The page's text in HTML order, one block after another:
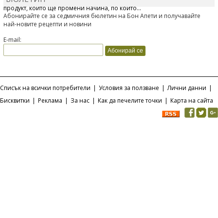
продукт, който ще промени начина, по който...
Абонирайте се за седмичния бюлетин на Бон Апети и получавайте
най-новите рецепти и новини
E-mail:
Списък на всички потребители | Условия за ползване | Лични данни |
Бисквитки | Реклама | За нас | Как да печелите точки | Карта на сайта